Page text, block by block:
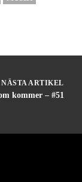
NÄSTA ARTIKEL
kommer – #51